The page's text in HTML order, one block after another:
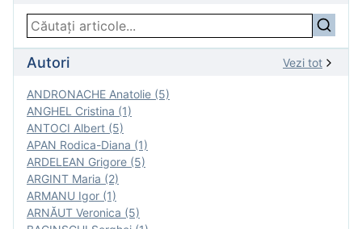
Autori Vezi tot
ANDRONACHE Anatolie (5)
ANGHEL Cristina (1)
ANTOCI Albert (5)
APAN Rodica-Diana (1)
ARDELEAN Grigore (5)
ARGINT Maria (2)
ARMANU Igor (1)
ARNĂUT Veronica (5)